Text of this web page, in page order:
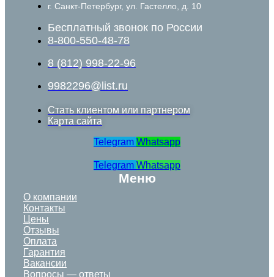
г. Санкт-Петербург, ул. Гастелло, д. 10
Бесплатный звонок по России
8-800-550-48-78
8 (812) 998-22-96
9982296@list.ru
Стать клиентом или партнером
Карта сайта
Telegram Whatsapp
Telegram Whatsapp
Меню
О компании
Контакты
Цены
Отзывы
Оплата
Гарантия
Вакансии
Вопросы — ответы